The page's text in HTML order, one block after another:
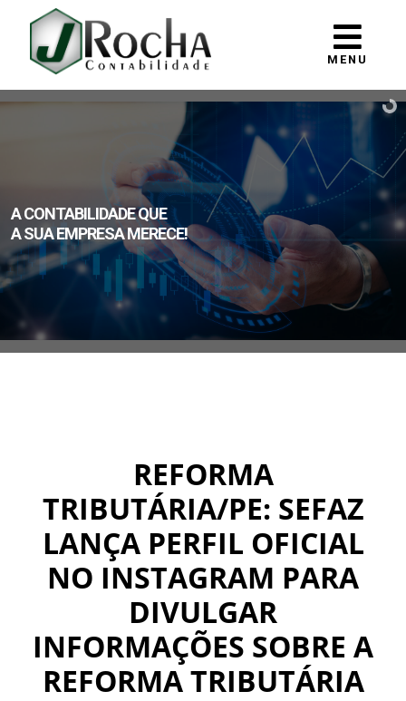
MENU
A CONTABILIDADE QUE
A SUA EMPRESA MERECE!
REFORMA
TRIBUTÁRIA/PE: SEFAZ
LANÇA PERFIL OFICIAL
NO INSTAGRAM PARA
DIVULGAR
INFORMAÇÕES SOBRE A
REFORMA TRIBUTÁRIA